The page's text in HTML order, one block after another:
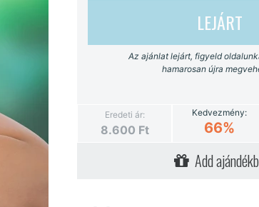
LEJÁRT
Az ajánlat lejárt, figyeld
hamarosan újra
Eredeti ár:
8.600 Ft
Kedvezmény:
66%
Add